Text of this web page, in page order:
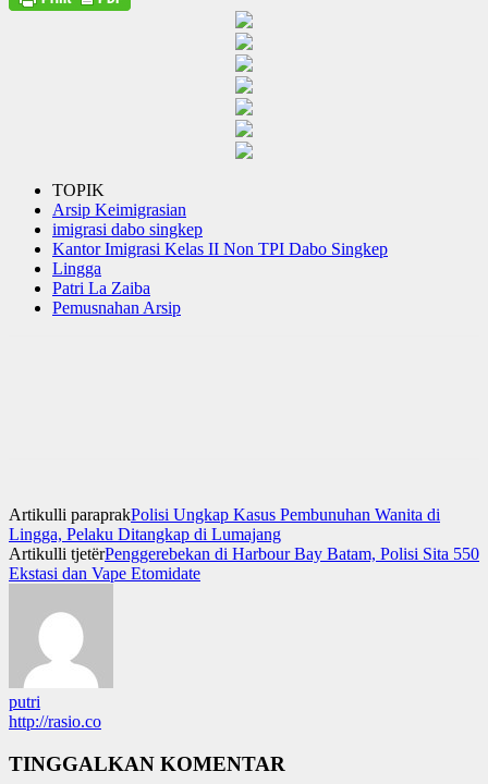
TOPIK
Arsip Keimigrasian
imigrasi dabo singkep
Kantor Imigrasi Kelas II Non TPI Dabo Singkep
Lingga
Patri La Zaiba
Pemusnahan Arsip
Artikulli paraprakPolisi Ungkap Kasus Pembunuhan Wanita di
Lingga, Pelaku Ditangkap di Lumajang
Artikulli tjetërPenggerebekan di Harbour Bay Batam, Polisi Sita 550
Ekstasi dan Vape Etomidate
putri
http://rasio.co
TINGGALKAN KOMENTAR